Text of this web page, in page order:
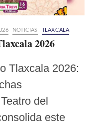
NOTICIAS TLAXCALA
2026
Tlaxcala 2026:
del
este